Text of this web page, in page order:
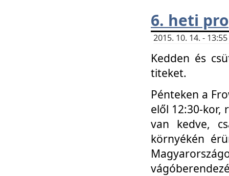
6. heti
2015. 10. 14. -
Kedden és
titeket.
Pénteken a
elől 12:30-kor,
van kedve,
környékén